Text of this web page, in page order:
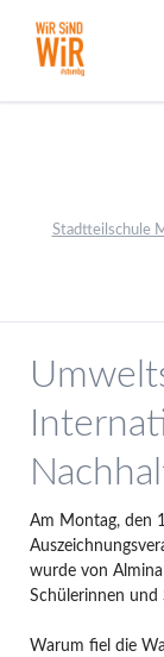
Stadtteilschule
Am Montag, den
wurde von
Schülerinnen und
Warum fiel die